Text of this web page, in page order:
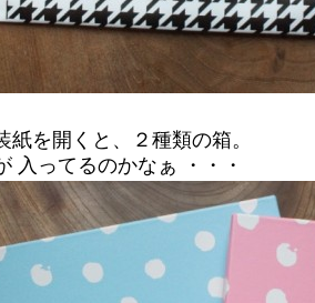
紙を開くと、２種類の箱。
入ってるのかなぁ ・・・